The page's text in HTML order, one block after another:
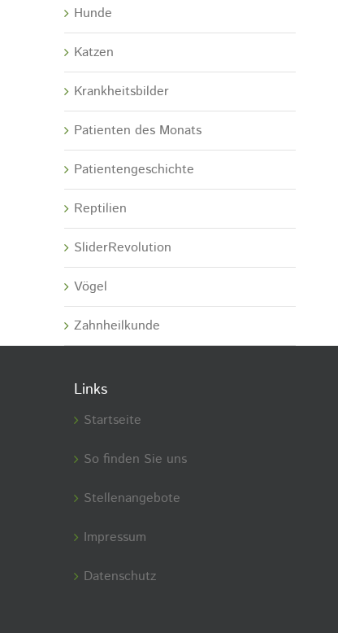
Hunde
Katzen
Krankheitsbilder
Patienten des Monats
Patientengeschichte
Reptilien
SliderRevolution
Vögel
Zahnheilkunde
Links
Startseite
So finden Sie uns
Stellenangebote
Impressum
Datenschutz